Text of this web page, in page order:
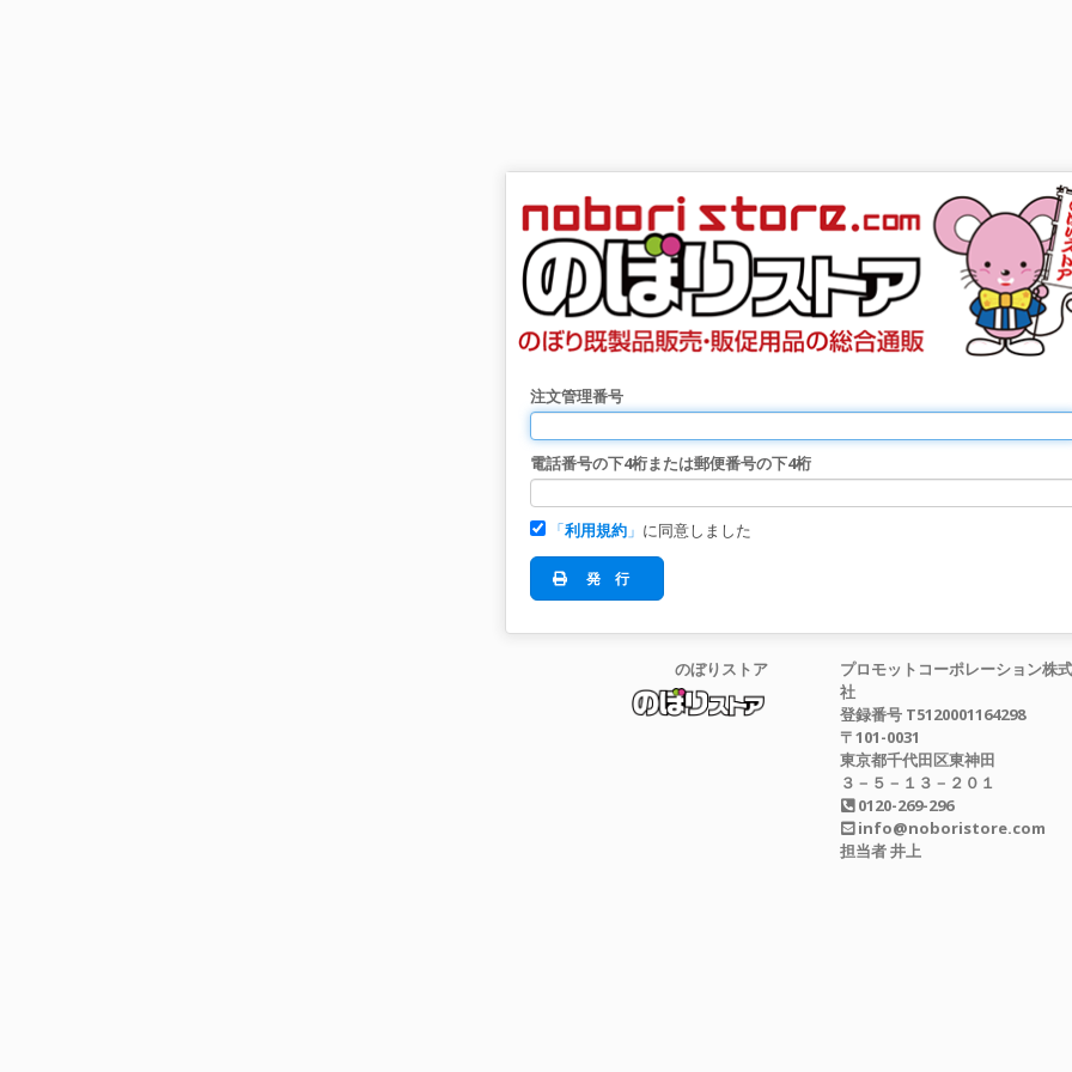
注文管理番号
電話番号の下4桁または郵便番号の下4桁
「利用規約 」 に同意しました
発 行
のぼりストア
プロモットコーポレーション株
社
登録番号 T5120001164298
〒101-0031
東京都千代田区東神田
３－５－１３－２０１
0120-269-296
info@noboristore.com
担当者 井上